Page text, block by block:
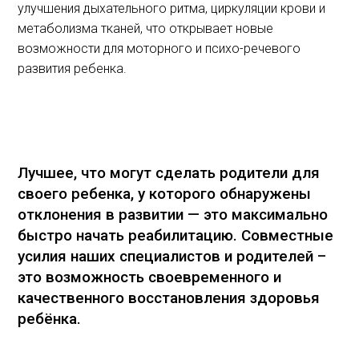
улучшения дыхательного ритма, циркуляции крови и
метаболизма тканей, что открывает новые
возможности для моторного и психо-речевого
развития ребенка.
Лучшее, что могут сделать родители для
своего ребенка, у которого обнаружены
отклонения в развитии — это максимально
быстро начать реабилитацию. Совместные
усилия наших специалистов и родителей –
это возможность своевременного и
качественного восстановления здоровья
ребёнка.